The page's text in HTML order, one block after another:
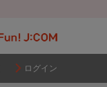
ログイン